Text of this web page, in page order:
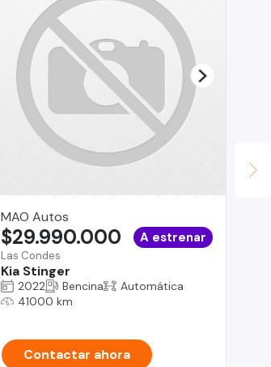
MAO Autos
Las Condes
Kia Stinger
$29.990.000 A estrenar
2022 Bencina
Automática
41000 km
Contactar ahora